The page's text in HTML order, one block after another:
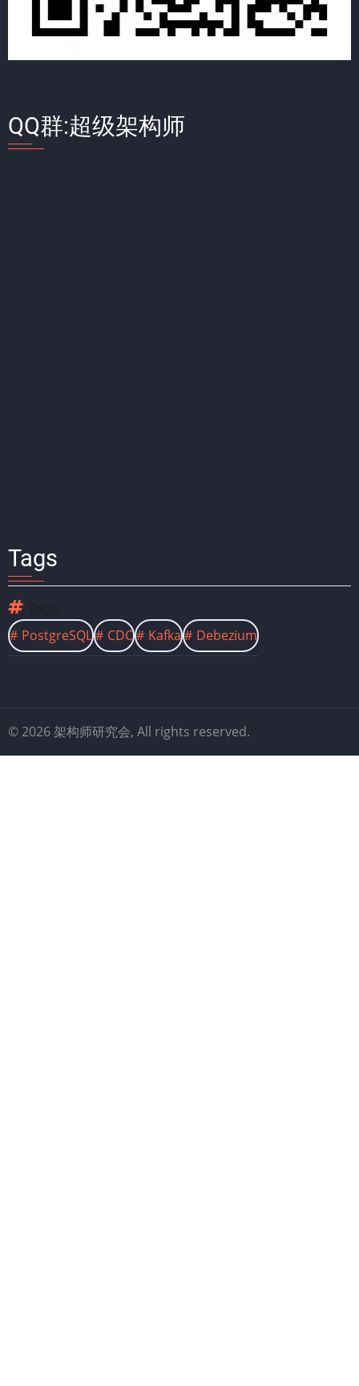
QQ群:超级架构师
Tags
PostgreSQL CDC Kafka Debezium
© 2026 架构师研究会, All rights reserved.